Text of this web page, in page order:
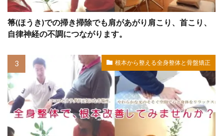
箒(ほうき)での掃き掃除でも肩があがり肩こり、首こり、
自律神経の不調につながります。
根本から整える全身整体と骨盤矯正